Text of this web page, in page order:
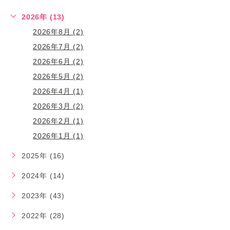
2026年 (13)
2026年8月 (2)
2026年7月 (2)
2026年6月 (2)
2026年5月 (2)
2026年4月 (1)
2026年3月 (2)
2026年2月 (1)
2026年1月 (1)
2025年 (16)
2024年 (14)
2023年 (43)
2022年 (28)